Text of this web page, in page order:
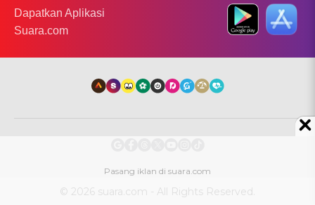
Dapatkan Aplikasi
Suara.com
© 2026 suara.com - All Rights Reserved.